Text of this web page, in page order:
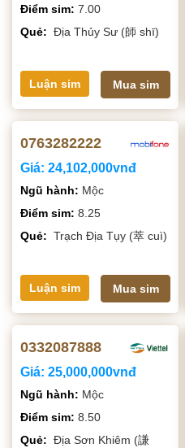
Điểm sim: 7.00
Quẻ: Địa Thủy Sư (師 shī)
Luận sim Mua sim
0763282222
Giá: 24,102,000vnđ
Ngũ hành: Mộc
Điểm sim: 8.25
Quẻ: Trạch Địa Tụy (萃 cuì)
Luận sim Mua sim
0332087888
Giá: 25,000,000vnđ
Ngũ hành: Mộc
Điểm sim: 8.50
Quẻ: Địa Sơn Khiêm (謙